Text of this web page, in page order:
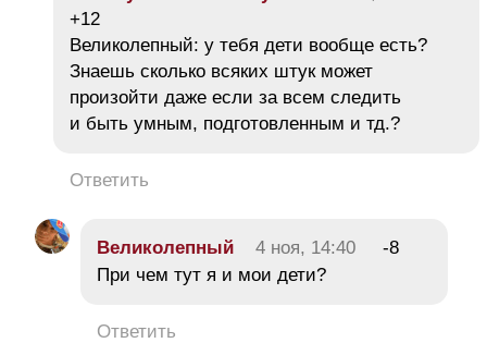
+12
Великолепный: у тебя дети вообще есть?
Знаешь сколько всяких штук может
произойти даже если за всем следить
и быть умным, подготовленным и тд.?
Ответить
Великолепный 4 ноя, 14:40
-8
При чем тут я и мои дети?
Ответить